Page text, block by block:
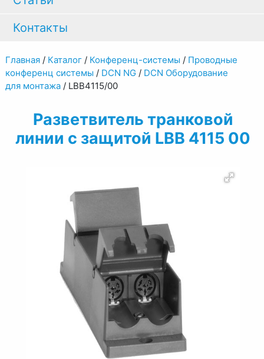
Контакты
Главная/ Каталог/ Конференц-системы / Проводные
конференц системы / DCN NG/ DCN Оборудование
для монтажа/ LBB4115/00
Разветвитель транковой
линии с защитой LBB 4115 00